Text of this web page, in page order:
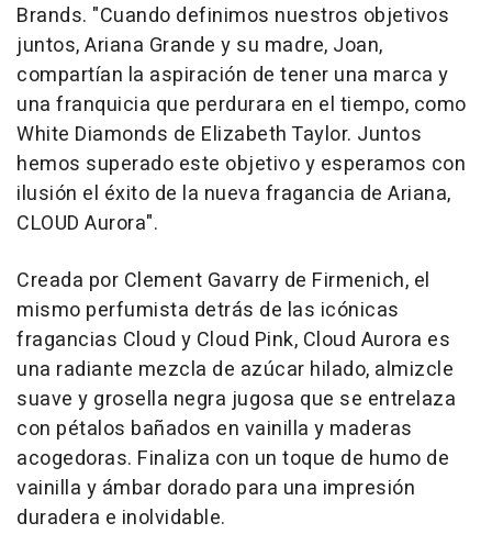
Brands. "Cuando definimos nuestros objetivos
juntos, Ariana Grande y su madre, Joan,
compartían la aspiración de tener una marca y
una franquicia que perdurara en el tiempo, como
White Diamonds de Elizabeth Taylor. Juntos
hemos superado este objetivo y esperamos con
ilusión el éxito de la nueva fragancia de Ariana,
CLOUD Aurora".
Creada por Clement Gavarry de Firmenich, el
mismo perfumista detrás de las icónicas
fragancias Cloud y Cloud Pink, Cloud Aurora es
una radiante mezcla de azúcar hilado, almizcle
suave y grosella negra jugosa que se entrelaza
con pétalos bañados en vainilla y maderas
acogedoras. Finaliza con un toque de humo de
vainilla y ámbar dorado para una impresión
duradera e inolvidable.